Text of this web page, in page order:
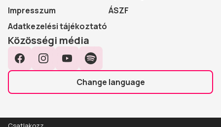
Impresszum
ÁSZF
Adatkezelési tájékoztató
Közösségi média
Change language